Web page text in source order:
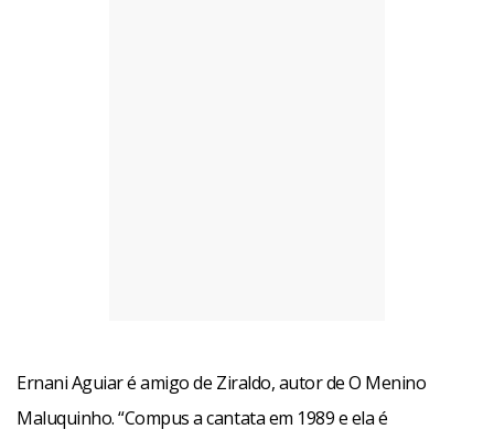
Ernani Aguiar é amigo de Ziraldo, autor de O Menino
Maluquinho. “Compus a cantata em 1989 e ela é